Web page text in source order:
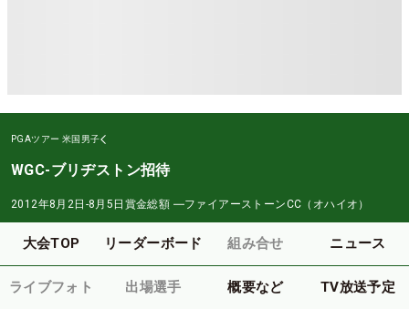
PGAツアー 米国男子
WGC-ブリヂストン招待
2012年8月2日-8月5日 賞金総額 ―ファイアーストーンCC（オハイオ）
大会TOP リーダーボード 組み合せ ニュース
ライブフォト 出場選手 概要など TV放送予定